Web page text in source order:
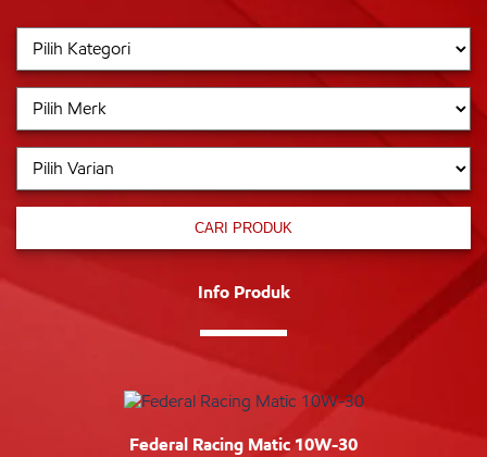
CARI PRODUK
Info Produk
Federal Racing Matic 10W-30